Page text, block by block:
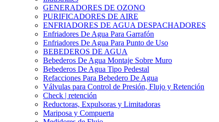
GENERADORES DE OZONO
PURIFICADORES DE AIRE
ENFRIADORES DE AGUA DESPACHADORES
Enfriadores De Agua Para Garrafón
Enfriadores De Agua Para Punto de Uso
BEBEDEROS DE AGUA
Bebederos De Agua Montaje Sobre Muro
Bebederos De Agua Tipo Pedestal
Refacciones Para Bebedero De Agua
Válvulas para Control de Presión, Flujo y Retención
Check | retención
Reductoras, Expulsoras y Limitadoras
Mariposa y Compuerta